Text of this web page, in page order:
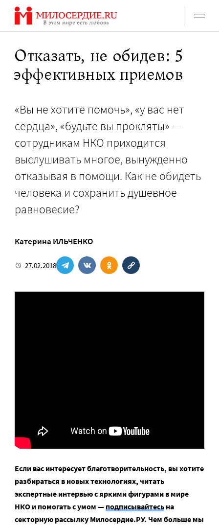
Перейти
содержанию
Отказать, не обидев: 5
эффективных приемов
«Вы не хотите помочь», «у вас нет
сердца», «будьте вы прокляты» —
сотрудникам НКО приходится
выслушивать многое, вынужденно
отказывая в помощи. Как не обидеть
человека и сохранить душевное
равновесие?
Катерина ИЛЬЧЕНКО
27.02.2018
Если вас интересует благотворительность, вы хотите
разбираться в новых технологиях, читать
экспертные интервью с яркими фигурами в мире
НКО и помогать с умом —подписывайтесь на
секторную рассылку Милосердие.РУ. Чем больше мы